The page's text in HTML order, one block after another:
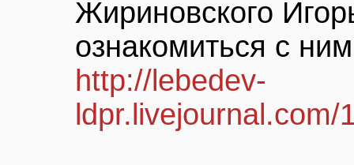
Жириновского
ознакомиться с
http://lebedev-
ldpr.livejournal.com/